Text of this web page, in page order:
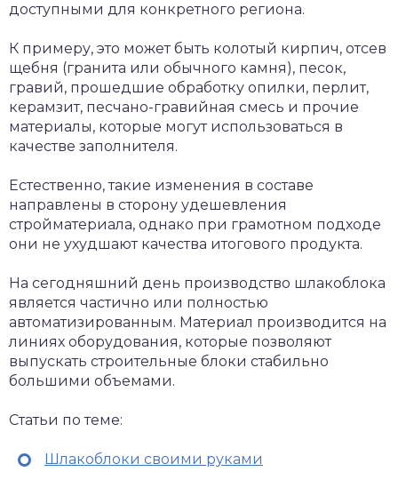
доступными для конкретного региона.
К примеру, это может быть колотый кирпич, отсев
щебня (гранита или обычного камня), песок,
гравий, прошедшие обработку опилки, перлит,
керамзит, песчано-гравийная смесь и прочие
материалы, которые могут использоваться в
качестве заполнителя.
Естественно, такие изменения в составе
направлены в сторону удешевления
стройматериала, однако при грамотном подходе
они не ухудшают качества итогового продукта.
На сегодняшний день производство шлакоблока
является частично или полностью
автоматизированным. Материал производится на
линиях оборудования, которые позволяют
выпускать строительные блоки стабильно
большими объемами.
Статьи по теме:
Шлакоблоки своими руками